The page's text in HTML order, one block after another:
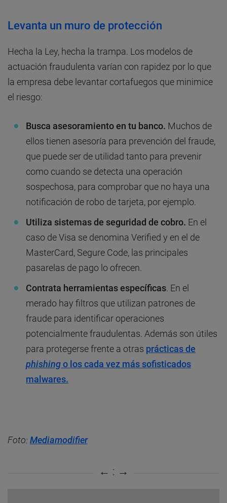
Levanta un muro de protección
Hecha la Ley, hecha la trampa. Los modelos de
actuación fraudulenta varían con rapidez por lo que
la empresa debe levantar cortafuegos que minimice
el riesgo:
Busca asesoramiento en tu banco. Muchos de
ellos tienen asesoría para prevención del fraude,
que puede ser de utilidad tanto para prevenir
como cuando se detecta una operación
sospechosa, para comprobar que no haya una
notificación de robo de tarjeta, por ejemplo.
Utiliza sistemas de seguridad de cobro. En el
caso de Visa se denomina Verified y en el de
MasterCard, Segure Code, las principales
pasarelas de pago lo ofrecen.
Contrata herramientas específicas. En el
merado hay filtros que utilizan patrones de
fraude para identificar operaciones
potencialmente fraudulentas. Además son útiles
para protegerse frente a otras prácticas de
phishingo los cada vez más sofisticados
malwares.
Foto: Mediamodifier